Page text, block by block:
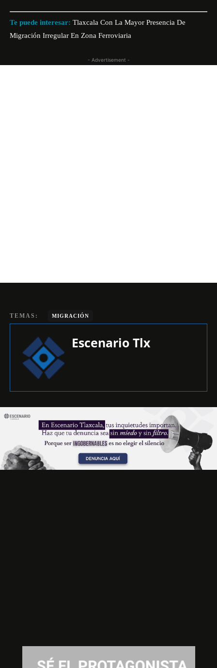
Te puede interesar: Tlaxcala Con La Mayor Presencia De
Migración Irregular En Zona Ferroviaria
- Advertisement -
TEMAS: MIGRACIÓN
Escenario Tlx